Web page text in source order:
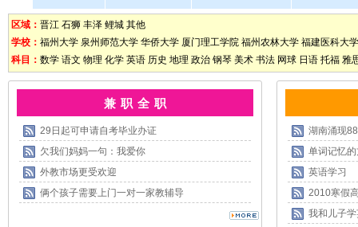
区域： 晋江 石狮 丰泽 鲤城 其他
学校： 福州大学 泉州师范大学 华侨大学 厦门理工学院 福州农林大学 福建医科大学
科目： 数学 语文 物理 化学 英语 历史 地理 政治 钢琴 美术 书法 网球 日语 托福 雅
兼 职 全 职
29日起可申请自考毕业办证
欠我们妈妈一句：我爱你
外教市场更受欢迎
俩个孩子需要上门一对一家教辅导
湖南涌现
单词记忆
英语学习
2010寒假
我和儿子